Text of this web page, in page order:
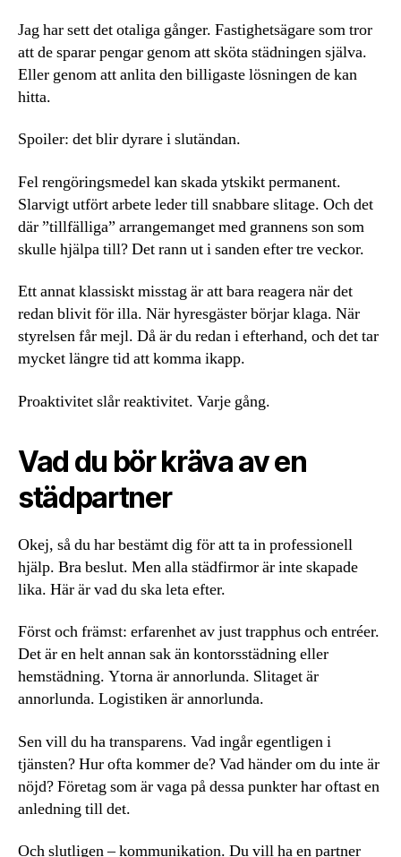
Jag har sett det otaliga gånger. Fastighetsägare som tror
att de sparar pengar genom att sköta städningen själva.
Eller genom att anlita den billigaste lösningen de kan
hitta.
Spoiler: det blir dyrare i slutändan.
Fel rengöringsmedel kan skada ytskikt permanent.
Slarvigt utfört arbete leder till snabbare slitage. Och det
där ”tillfälliga” arrangemanget med grannens son som
skulle hjälpa till? Det rann ut i sanden efter tre veckor.
Ett annat klassiskt misstag är att bara reagera när det
redan blivit för illa. När hyresgäster börjar klaga. När
styrelsen får mejl. Då är du redan i efterhand, och det tar
mycket längre tid att komma ikapp.
Proaktivitet slår reaktivitet. Varje gång.
Vad du bör kräva av en
städpartner
Okej, så du har bestämt dig för att ta in professionell
hjälp. Bra beslut. Men alla städfirmor är inte skapade
lika. Här är vad du ska leta efter.
Först och främst: erfarenhet av just trapphus och entréer.
Det är en helt annan sak än kontorsstädning eller
hemstädning. Ytorna är annorlunda. Slitaget är
annorlunda. Logistiken är annorlunda.
Sen vill du ha transparens. Vad ingår egentligen i
tjänsten? Hur ofta kommer de? Vad händer om du inte är
nöjd? Företag som är vaga på dessa punkter har oftast en
anledning till det.
Och slutligen – kommunikation. Du vill ha en partner